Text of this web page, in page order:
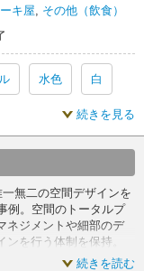
キ屋 その他（飲食）
水色 白
水色 スケルトン
続きを見る
無二の空間デザインを
例。空間のトータルプ
ネジメントや細部のデ
を行う体制を保持。
に立ち一緒に事業構想
続きを読む